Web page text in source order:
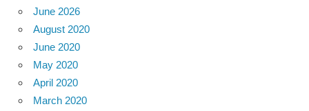
June 2026
August 2020
June 2020
May 2020
April 2020
March 2020